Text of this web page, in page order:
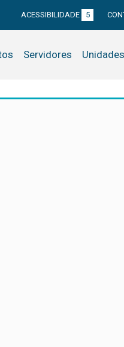
ACESSIBILIDADE 5
Servidores Unidades